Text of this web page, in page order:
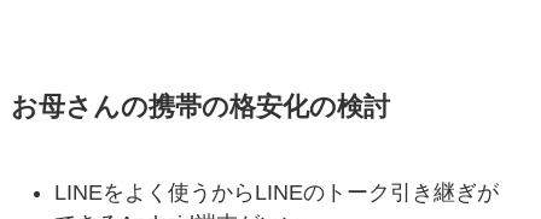
お母さんの携帯の格安化の検討
LINEをよく使うからLINEのトーク引き継ぎが